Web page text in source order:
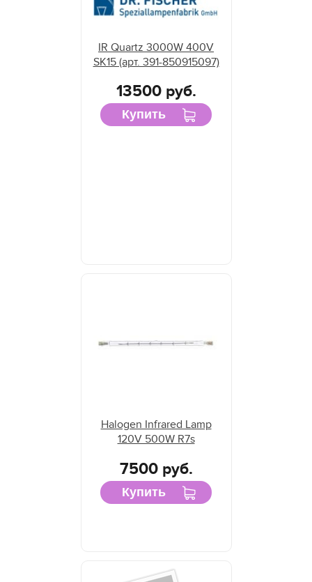
IR Quartz 3000W 400V
SK15 (арт. 391-850915097)
13500 руб.
Купить
Halogen Infrared Lamp
120V 500W R7s
7500 руб.
Купить